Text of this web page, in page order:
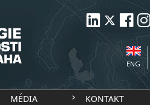
ENG
MÉDIA KONTAKT